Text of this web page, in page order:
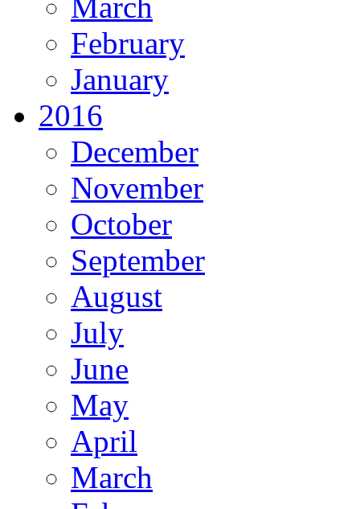
February
January
2016
December
November
October
September
August
July
June
May
April
March